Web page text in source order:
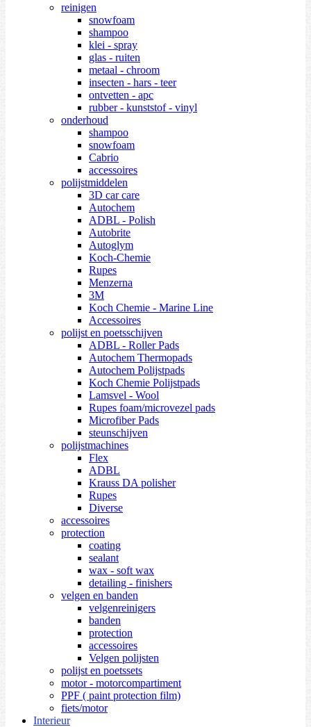
reinigen
snowfoam
shampoo
klei - spray
glas - ruiten
metaal - chroom
insecten - hars - teer
ontvetten - apc
rubber - kunststof - vinyl
onderhoud
shampoo
snowfoam
Cabrio
accessoires
polijstmiddelen
3D car care
Autochem
ADBL - Polish
Autobrite
Autoglym
Koch-Chemie
Rupes
Menzerna
3M
Koch Chemie - Marine Line
Accessoires
polijst en poetsschijven
ADBL - Roller Pads
Autochem Thermopads
Autochem Polijstpads
Koch Chemie Polijstpads
Lamsvel - Wool
Rupes foam/microvezel pads
Microfiber Pads
steunschijven
polijstmachines
Flex
ADBL
Krauss DA polisher
Rupes
Diverse
accessoires
protection
coating
sealant
wax - soft wax
detailing - finishers
velgen en banden
velgenreinigers
banden
protection
accessoires
Velgen polijsten
polijst en poetssets
motor - motorcompartiment
PPF ( paint protection film)
fiets/motor
Interieur